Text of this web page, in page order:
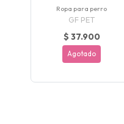
Ropa para perro
GF PET
$ 37.900
Agotado